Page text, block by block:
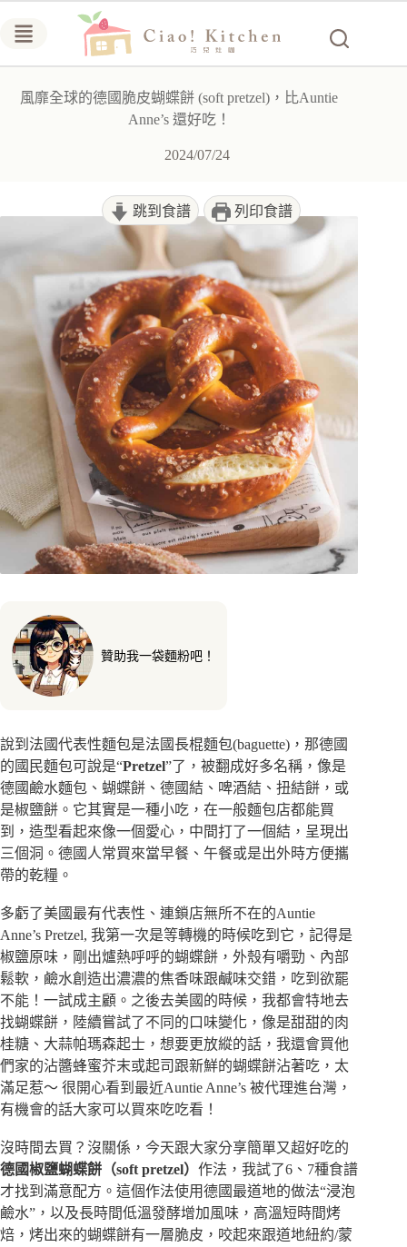
風靡全球的德國脆皮蝴蝶餅 (soft pretzel)，比Auntie
Anne’s 還好吃！
2024/07/24
跳到食譜 列印食譜
贊助我一袋麵粉吧！
說到法國代表性麵包是法國長棍麵包(baguette)，那德國
的國民麵包可說是“Pretzel”了，被翻成好多名稱，像是
德國鹼水麵包、蝴蝶餅、德國結、啤酒結、扭結餅，或
是椒鹽餅。它其實是一種小吃，在一般麵包店都能買
到，造型看起來像一個愛心，中間打了一個結，呈現出
三個洞。德國人常買來當早餐、午餐或是出外時方便攜
帶的乾糧。
多虧了美國最有代表性、連鎖店無所不在的Auntie
Anne’s Pretzel, 我第一次是等轉機的時候吃到它，記得是
椒鹽原味，剛出爐熱呼呼的蝴蝶餅，外殼有嚼勁、內部
鬆軟，鹼水創造出濃濃的焦香味跟鹹味交錯，吃到欲罷
不能！一試成主顧。之後去美國的時候，我都會特地去
找蝴蝶餅，陸續嘗試了不同的口味變化，像是甜甜的肉
桂糖、大蒜帕瑪森起士，想要更放縱的話，我還會買他
們家的沾醬蜂蜜芥末或起司跟新鮮的蝴蝶餅沾著吃，太
滿足惹～ 很開心看到最近Auntie Anne’s 被代理進台灣，
有機會的話大家可以買來吃吃看！
沒時間去買？沒關係，今天跟大家分享簡單又超好吃的
德國椒鹽蝴蝶餅（soft pretzel） 作法，我試了6、7種食譜
才找到滿意配方。這個作法使用德國最道地的做法“浸泡
鹼水”，以及長時間低溫發酵增加風味，高溫短時間烤
焙，烤出來的蝴蝶餅有一層脆皮，咬起來跟道地紐約/蒙